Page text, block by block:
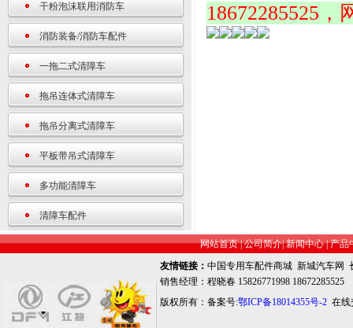
干粉泡沫联用消防车
消防装备/消防车配件
一拖二式清障车
拖吊连体式清障车
拖吊分离式清障车
平板带吊式清障车
多功能清障车
清障车配件
18672285525，
网站首页|公司简介|新闻中心|产品
友情链接： 中国专用车配件商城 新城汽车网
销售经理：程晓春 15826771998 18672285525
版权所有：备案号:鄂ICP备18014355号-2 在线